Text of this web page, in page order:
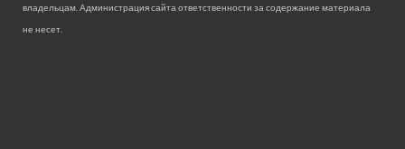
владельцам. Администрация сайта ответственности за содержание материала
не несет.